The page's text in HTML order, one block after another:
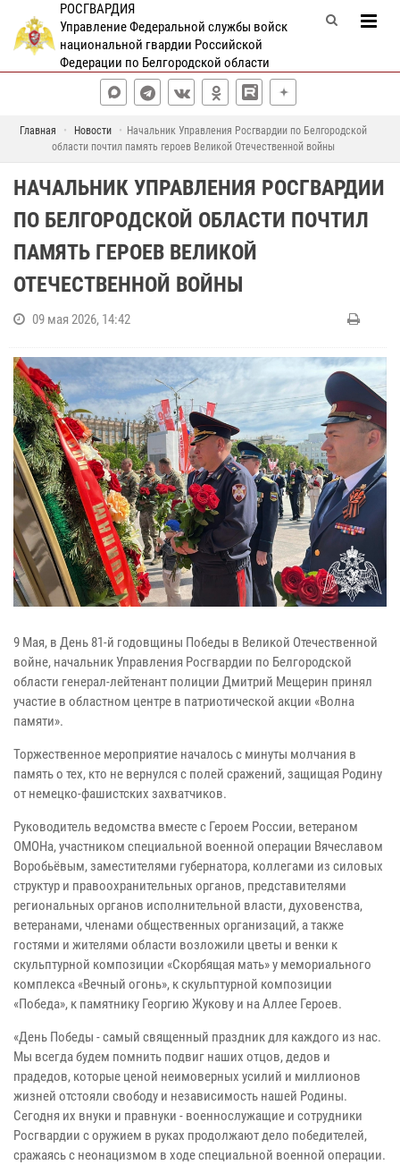
РОСГВАРДИЯ
Управление Федеральной службы войск
национальной гвардии Российской
Федерации по Белгородской области
Главная Новости
Начальник Управления Росгвардии по Белгородской
области почтил память героев Великой Отечественной войны
НАЧАЛЬНИК УПРАВЛЕНИЯ РОСГВАРДИИ
ПО БЕЛГОРОДСКОЙ ОБЛАСТИ ПОЧТИЛ
ПАМЯТЬ ГЕРОЕВ ВЕЛИКОЙ
ОТЕЧЕСТВЕННОЙ ВОЙНЫ
09 мая 2026, 14:42
9 Мая, в День 81-й годовщины Победы в Великой Отечественной
войне, начальник Управления Росгвардии по Белгородской
области генерал-лейтенант полиции Дмитрий Мещерин принял
участие в областном центре в патриотической акции «Волна
памяти».
Торжественное мероприятие началось с минуты молчания в
память о тех, кто не вернулся с полей сражений, защищая Родину
от немецко-фашистских захватчиков.
Руководитель ведомства вместе с Героем России, ветераном
ОМОНа, участником специальной военной операции Вячеславом
Воробьёвым, заместителями губернатора, коллегами из силовых
структур и правоохранительных органов, представителями
региональных органов исполнительной власти, духовенства,
ветеранами, членами общественных организаций, а также
гостями и жителями области возложили цветы и венки к
скульптурной композиции «Скорбящая мать» у мемориального
комплекса «Вечный огонь», к скульптурной композиции
«Победа», к памятнику Георгию Жукову и на Аллее Героев.
«День Победы - самый священный праздник для каждого из нас.
Мы всегда будем помнить подвиг наших отцов, дедов и
прадедов, которые ценой неимоверных усилий и миллионов
жизней отстояли свободу и независимость нашей Родины.
Сегодня их внуки и правнуки - военнослужащие и сотрудники
Росгвардии с оружием в руках продолжают дело победителей,
сражаясь с неонацизмом в ходе специальной военной операции.